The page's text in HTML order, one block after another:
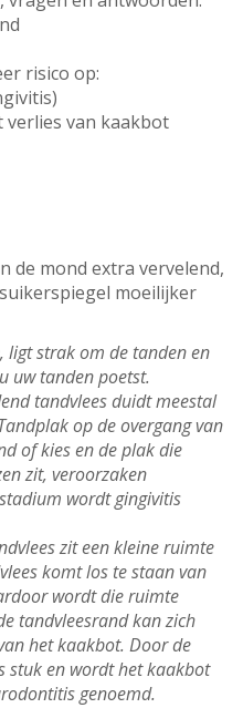
risico op:
verlies van kaakbot
de mond extra vervelend,
moeilijker
ligt strak om de tanden en
uw tanden poetst.
tandvlees duidt meestal
op de overgang van
of kies en de plak die
zit, veroorzaken
wordt gingivitis
zit een kleine ruimte
komt los te staan van
wordt die ruimte
tandvleesrand kan zich
het kaakbot. Door de
stuk en wordt het kaakbot
genoemd.